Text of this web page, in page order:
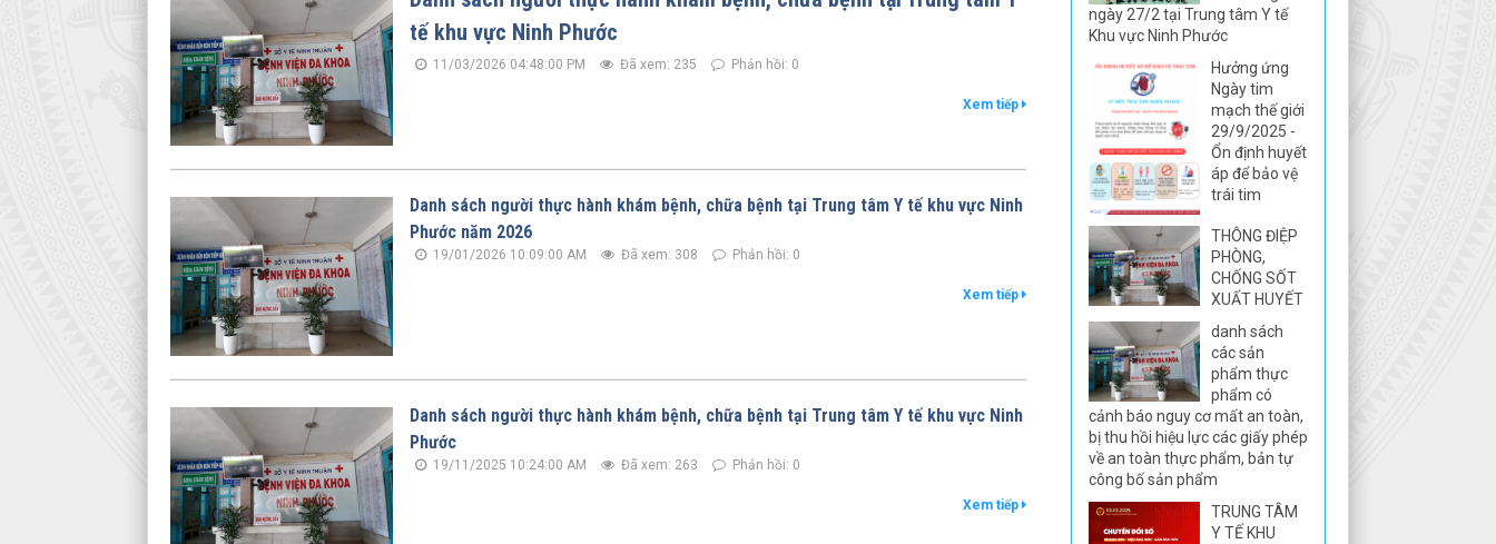
tế khu vực Ninh Phước
11/03/2026 04:48:00 PM Đã xem: 235 Phản hồi: 0
Xem tiếp
Danh sách người thực hành khám bệnh, chữa bệnh tại Trung tâm Y tế khu vực Ninh
Phước năm 2026
19/01/2026 10:09:00 AM Đã xem: 308 Phản hồi: 0
Xem tiếp
Danh sách người thực hành khám bệnh, chữa bệnh tại Trung tâm Y tế khu vực Ninh
Phước
19/11/2025 10:24:00 AM Đã xem: 263 Phản hồi: 0
Xem tiếp
ngày 27/2 tại Trung tâm Y tế
Khu vực Ninh Phước
Hưởng ứng
Ngày tim
mạch thế giới
29/9/2025 -
Ổn định huyết
áp để bảo vệ
trái tim
THÔNG ĐIỆP
PHÒNG,
CHỐNG SỐT
XUẤT HUYẾT
danh sách
các sản
phẩm thực
phẩm có
cảnh báo nguy cơ mất an toàn,
bị thu hồi hiệu lực các giấy phép
về an toàn thực phẩm, bản tự
công bố sản phẩm
TRUNG TÂM
Y TẾ KHU